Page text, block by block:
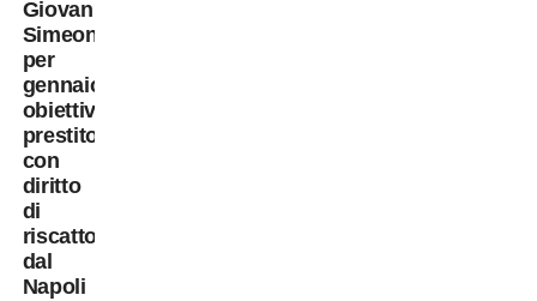
Giovanni
Simeone
per
gennaio:
obiettivo
prestito
con
diritto
di
riscatto
dal
Napoli